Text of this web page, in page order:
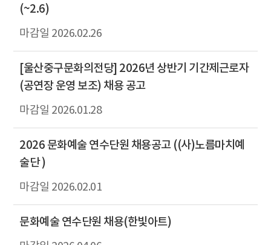
(~2.6)
2026.02.26
[울산중구문화의전당] 2026년 상반기 기간제근로자
(공연장 운영 보조) 채용 공고
2026.01.28
2026 문화예술 연수단원 채용공고 ((사)노름마치예
술단 )
2026.02.01
문화예술 연수단원 채용(한빛아트)